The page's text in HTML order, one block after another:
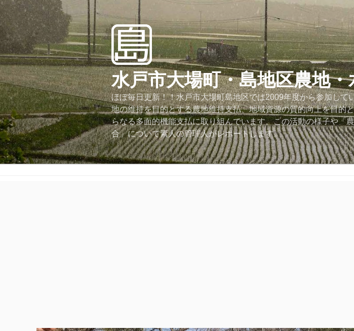
コ
ン
テ
ン
ツ
へ
ス
キ
ッ
プ
水戸市大場町・島地区農地
ほぼ毎日更新！！水戸市大場町島地区では2009年度から参加し
地の維持を目的とする農地維持支払、地域資源の質的向上を目的
らなる多面的機能支払に取り組んでいます。この活動の様子や「
合」について素人の管理人がレポートします。